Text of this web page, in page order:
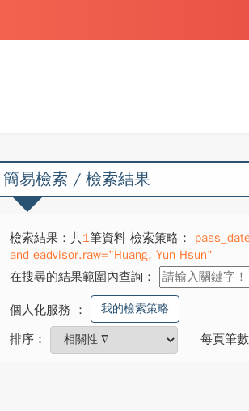
簡易檢索 / 檢索結果
檢索結果：共1筆資料 檢索策略：
and eadvisor.raw="Huang, Yun Hsun"
在搜尋的結果範圍內查詢：
個人化服務 ： 我的檢索策略
排序： 每頁筆數